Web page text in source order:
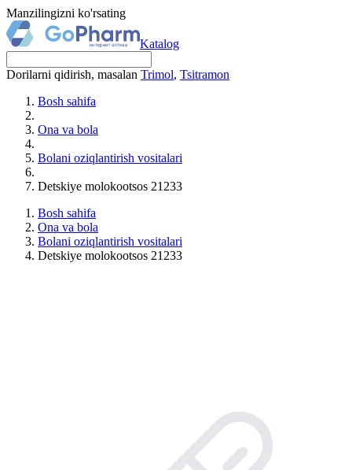
Manzilingizni ko'rsating
Katalog
Dorilarni qidirish, masalan Trimol, Tsitramon
Bosh sahifa
Ona va bola
Bolani oziqlantirish vositalari
Detskiye molokootsos 21233
Bosh sahifa
Ona va bola
Bolani oziqlantirish vositalari
Detskiye molokootsos 21233